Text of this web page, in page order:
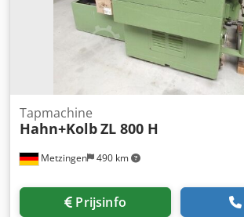
Metzingen 490 km
Tapmachine
Hahn+KolbZL 800 H
Prijsinfo